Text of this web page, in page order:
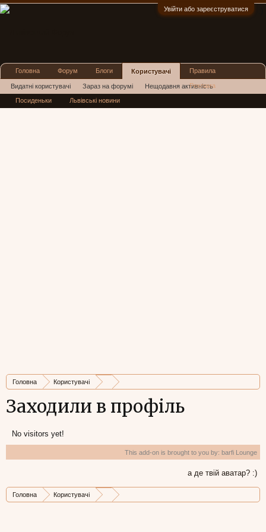
Увійти або зареєструватися
Головна Користувачі
Заходили в профіль
No visitors yet!
This add-on is brought to you by: barfi Lounge
а де твій аватар? :)
Головна Користувачі
Головна Форум Блоги Користувачі
Видатні користувачі Зараз на форумі Нещодавня активність
Нові повідомлення профілю
Правила
Реклама
Посиденьки Львівські новини